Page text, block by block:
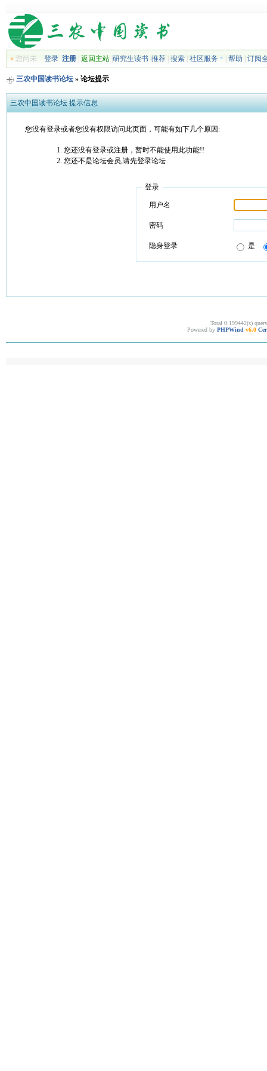
»您尚未 登录 注册| 返回主站| 研究生读书| 推荐| 搜索| 社区服务 帮助 订阅
三农中国读书论坛» 论坛提示
三农中国读书论坛 提示信息
您没有登录或者您没有权限访问此页面，可能有如下几个原因:
您还没有登录或注册，暂时不能使用此功能!!
您还不是论坛会员,请先登录论坛
登录
用户名
密码
隐身登录 是
Total 0.199442(s)
Powered by PHPWind v6.0